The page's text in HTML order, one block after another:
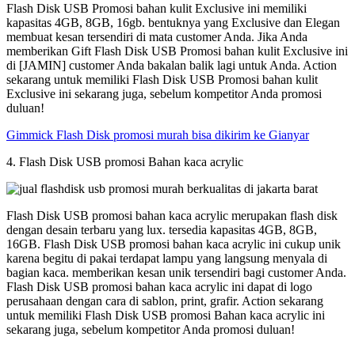
Flash Disk USB Promosi bahan kulit Exclusive ini memiliki
kapasitas 4GB, 8GB, 16gb. bentuknya yang Exclusive dan Elegan
membuat kesan tersendiri di mata customer Anda. Jika Anda
memberikan Gift Flash Disk USB Promosi bahan kulit Exclusive ini
di [JAMIN] customer Anda bakalan balik lagi untuk Anda. Action
sekarang untuk memiliki Flash Disk USB Promosi bahan kulit
Exclusive ini sekarang juga, sebelum kompetitor Anda promosi
duluan!
Gimmick Flash Disk promosi murah bisa dikirim ke Gianyar
4. Flash Disk USB promosi Bahan kaca acrylic
Flash Disk USB promosi bahan kaca acrylic merupakan flash disk
dengan desain terbaru yang lux. tersedia kapasitas 4GB, 8GB,
16GB. Flash Disk USB promosi bahan kaca acrylic ini cukup unik
karena begitu di pakai terdapat lampu yang langsung menyala di
bagian kaca. memberikan kesan unik tersendiri bagi customer Anda.
Flash Disk USB promosi bahan kaca acrylic ini dapat di logo
perusahaan dengan cara di sablon, print, grafir. Action sekarang
untuk memiliki Flash Disk USB promosi Bahan kaca acrylic ini
sekarang juga, sebelum kompetitor Anda promosi duluan!